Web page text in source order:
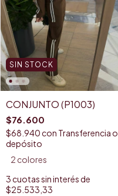
SIN STOCK
CONJUNTO (P1003)
$76.600
$68.940con Transferencia o
depósito
2 colores
3cuotas sin interés de
$25.533,33